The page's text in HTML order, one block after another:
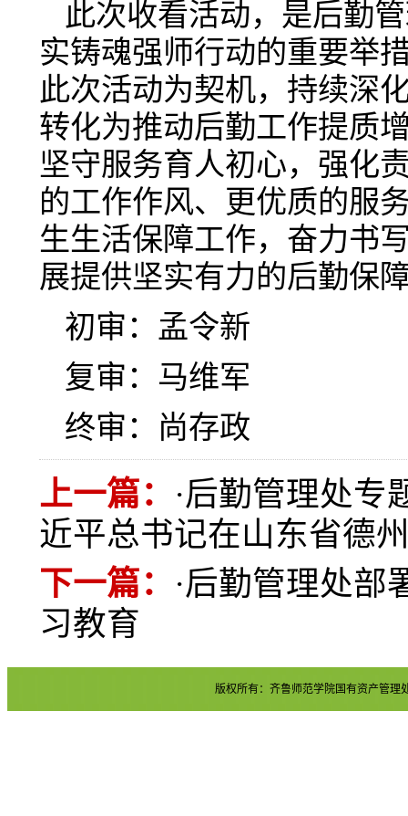
此次收看活动，是后勤
实铸魂强师行动的重要举
此次活动为契机，持续深
转化为推动后勤工作提质
坚守服务育人初心，强化
的工作作风、更优质的服
生生活保障工作，奋力书
展提供坚实有力的后勤保
初审：孟令新
复审：马维军
终审：尚存政
上一篇： ·后勤管理处专
近平总书记在山东省德
下一篇： ·后勤管理处部
习教育
版权所有：齐鲁师范学院国有资产管理